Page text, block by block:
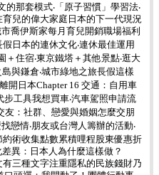
的那套模式‧「原子習慣」學習法‧
兒的偉大家庭日本的下一代現況
喬伊斯家每月育兒開銷職場福利
日本的連休文化‧連休最佳運用
＋住宿‧東京鐵塔＋其他景點‧逛大
與鎌倉‧城市綠地之旅長假這樣
開日本Chapter 16 交通：自用車
工具我想買車‧汽車駕照申請流
友：社群、戀愛與婚姻怎麼交朋
戀情‧朋友或台灣人籌辦的活動‧
約術收集點數累積哩程股東優惠折
異：日本人為什麼這樣做？
三種文字注重隱私的民族錢財乃